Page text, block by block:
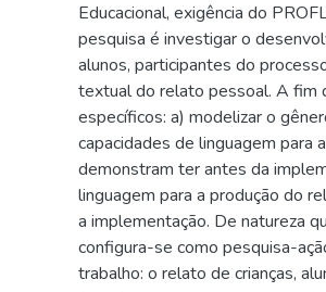
Educacional, exigência do
pesquisa é investigar o
alunos, participantes do
textual do relato pessoal. A fim
específicos: a) modelizar o
capacidades de linguagem para
demonstram ter antes da
linguagem para a produção do
a implementação. De natureza
configura-se como pesquisa-
trabalho: o relato de crianças,